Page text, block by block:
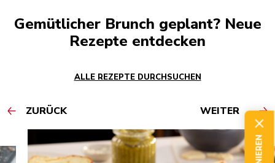
Gemütlicher Brunch geplant? Neue
Rezepte entdecken
ALLE REZEPTE DURCHSUCHEN
ZURÜCK WEITER